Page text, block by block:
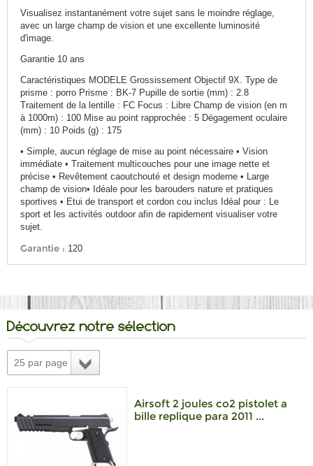
Visualisez instantanément votre sujet sans le moindre réglage,
avec un large champ de vision et une excellente luminosité
d'image.
Garantie 10 ans
Caractéristiques MODELE Grossissement Objectif 9X. Type de
prisme : porro Prisme : BK-7 Pupille de sortie (mm) : 2.8
Traitement de la lentille : FC Focus : Libre Champ de vision (en m
à 1000m) : 100 Mise au point rapprochée : 5 Dégagement oculaire
(mm) : 10 Poids (g) : 175
• Simple, aucun réglage de mise au point nécessaire • Vision
immédiate • Traitement multicouches pour une image nette et
précise • Revêtement caoutchouté et design moderne • Large
champ de vision• Idéale pour les barouders nature et pratiques
sportives • Etui de transport et cordon cou inclus Idéal pour : Le
sport et les activités outdoor afin de rapidement visualiser votre
sujet.
Garantie : 120
Découvrez notre sélection
25 par page
Airsoft 2 joules co2 pistolet a
bille replique para 2011 ...